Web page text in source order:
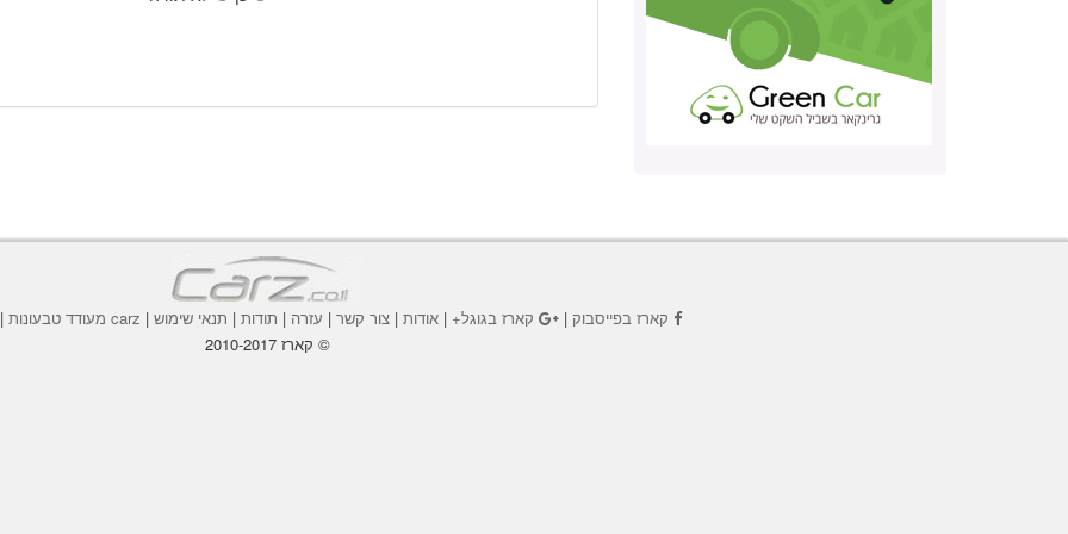
קארז בפייסבוק | קארז בגוגל+ | אודות | צור קשר | עזרה | תודות | תנאי שימוש | carz מעודד טבעונות |
© קארז 2010-2017